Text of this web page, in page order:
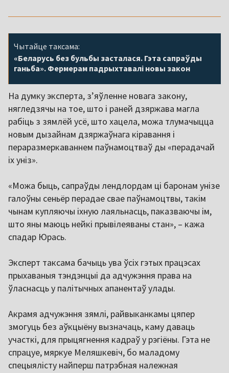
Чытайце таксама:
«Беларусь без бульбы засталася. Гэта сапраўды
ганьба». Фермерам падрыхтавалі новы закон
На думку эксперта, з’яўленне новага закону,
нягледзячы на тое, што і раней дзяржава магла
рабіць з зямлёй усё, што хацела, можа тлумачыцца
новым дызайнам дзяржаўнага кіравання і
пераразмеркаваннем паўнамоцтваў ды «перадачай
іх уніз».
«Можа быць, сапраўды лендлордам ці баронам унізе
галоўны сеньёр перадае свае паўнамоцтвы, такім
чынам купляючы іхную лаяльнасць, паказваючы ім,
што яны маюць нейкі прывілеяваны стан», – кажа
спадар Юрась.
Эксперт таксама бачыць ува ўсіх гэтых працэсах
прыхаваныя тэндэнцыі да адчужэння права на
ўласнасць у палітычных апанентаў улады.
Акрамя адчужэння зямлі, райвыканкамы цяпер
змогуць без аўкцыёну вызначаць, каму даваць
участкі, для прыцягнення кадраў у рэгіёны. Гэта не
спрацуе, мяркуе Меляшкевіч, бо маладому
спецыялісту найперш патрэбная належная